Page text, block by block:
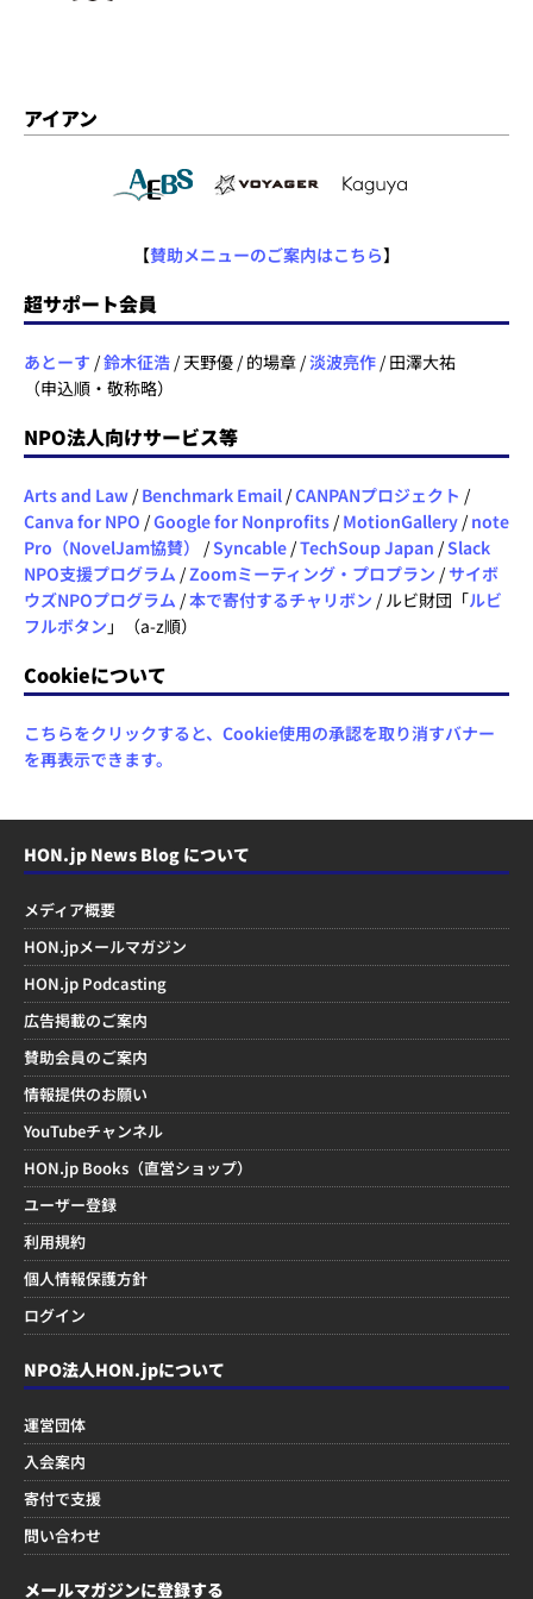
アイアン
【賛助メニューのご案内はこちら】
超サポート会員
あとーす /鈴木征浩 / 天野優 / 的場章 /淡波亮作 / 田澤大祐
（申込順・敬称略）
NPO法人向けサービス等
Arts and Law / Benchmark Email /CANPANプロジェクト /
Canva for NPO /Google for Nonprofits / MotionGallery / note
Pro（NovelJam協賛）
/Syncable /TechSoup Japan /Slack
NPO支援プログラム /Zoomミーティング・プロプラン /サイボ
ウズNPOプログラム /本で寄付するチャリボン / ルビ財団「ルビ
フルボタン 」（a-z順）
Cookieについて
こちらをクリックすると、Cookie使用の承認を取り消すバナー
を再表示できます。
HON.jp News Blog について
メディア概要
HON.jpメールマガジン
HON.jp Podcasting
広告掲載のご案内
賛助会員のご案内
情報提供のお願い
YouTubeチャンネル
HON.jp Books（直営ショップ）
ユーザー登録
利用規約
個人情報保護方針
ログイン
NPO法人HON.jpについて
運営団体
入会案内
寄付で支援
問い合わせ
メールマガジンに登録する